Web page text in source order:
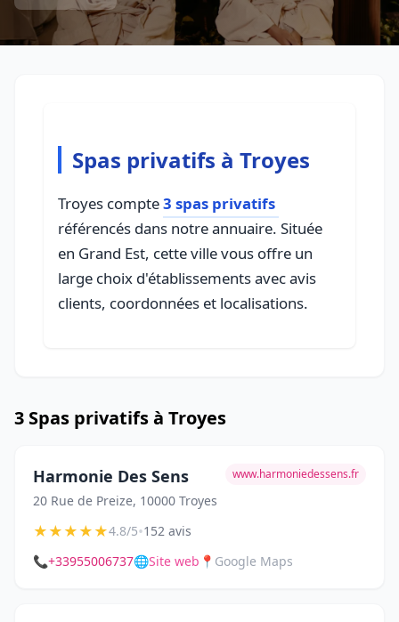
Spas privatifs à Troyes
Troyes compte3 spas privatifs
référencés dans notre annuaire. Située
en Grand Est, cette ville vous offre un
large choix d'établissements avec avis
clients, coordonnées et localisations.
3 Spas privatifs à Troyes
Harmonie Des Sens
20 Rue de Preize, 10000 Troyes
www.harmoniedessens.fr
★★★★★4.8/5•152 avis
📞+33955006737🌐Site web 📍 Google Maps